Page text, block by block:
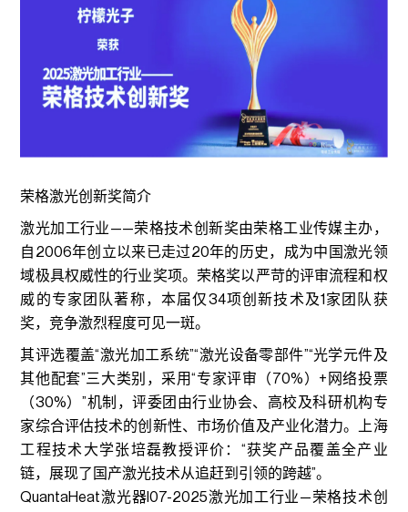
荣格激光创新奖简介
激光加工行业——荣格技术创新奖由荣格工业传媒主办，
自2006年创立以来已走过20年的历史，成为中国激光领
域极具权威性的行业奖项。荣格奖以严苛的评审流程和权
威的专家团队著称，本届仅34项创新技术及1家团队获
奖，竞争激烈程度可见一斑。
其评选覆盖“激光加工系统”“激光设备零部件”“光学元件及
其他配套”三大类别，采用“专家评审（70%）+网络投票
（30%）”机制，评委团由行业协会、高校及科研机构专
家综合评估技术的创新性、市场价值及产业化潜力。上海
工程技术大学张培磊教授评价：“获奖产品覆盖全产业
链，展现了国产激光技术从追赶到引领的跨越”。
QuantaHeat激光器I07-2025激光加工行业—荣格技术创